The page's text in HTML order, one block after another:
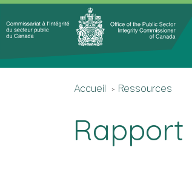
Accueil
You
are
here
Accueil Ressources
Rapport